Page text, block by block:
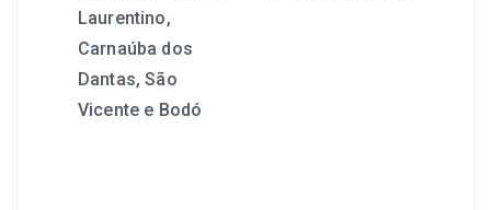
Laurentino,
Carnaúba dos
Dantas, São
Vicente e Bodó